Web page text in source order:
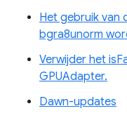
Het gebruik van
bgra8unorm
Verwijder het
GPUAdapter.
Dawn-updates